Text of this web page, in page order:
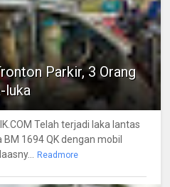
Parkir, 3 Orang
luka
Telah terjadi laka lantas
1694 QK dengan mobil
Readmore